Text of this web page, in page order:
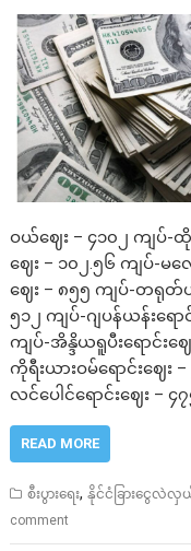
ဝယ်ဈေး – ၄၁၀၂ ကျပ်-
ဈေး – ၁၀၂.၅၆ ကျပ်-မလ
ဈေး – ၈၅၅ ကျပ်-တရုတ်
၅၁၂ ကျပ်-ဂျပန်ယန်းရေ
ကျပ်-အိန္ဒိယရူပီးရောင်းဈ
ကိုရီးယားဝမ်ရောင်းဈေး
လင်ပေါင်ရောင်းဈေး –
READ MORE
စီးပွားရေး,နိုင်ငံခြားငွေလဲလှ
comment